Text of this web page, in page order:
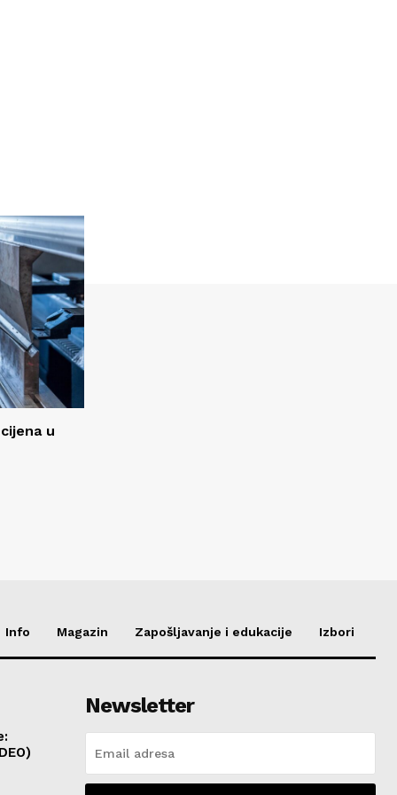
u
Info Magazin Zapošljavanje i edukacije Izbori
Newsletter